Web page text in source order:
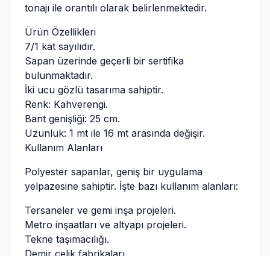
tonajı ile orantılı olarak belirlenmektedir.
Ürün Özellikleri
7/1 kat sayılıdır.
Sapan üzerinde geçerli bir sertifika
bulunmaktadır.
İki ucu gözlü tasarıma sahiptir.
Renk: Kahverengi.
Bant genişliği: 25 cm.
Uzunluk: 1 mt ile 16 mt arasında değişir.
Kullanım Alanları
Polyester sapanlar, geniş bir uygulama
yelpazesine sahiptir. İşte bazı kullanım alanları:
Tersaneler ve gemi inşa projeleri.
Metro inşaatları ve altyapı projeleri.
Tekne taşımacılığı.
Demir çelik fabrikaları.